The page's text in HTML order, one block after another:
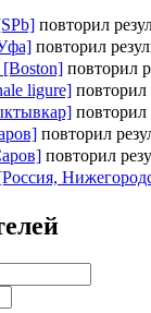
повторил
повторил
повторил
ligure]
повторил
повторил